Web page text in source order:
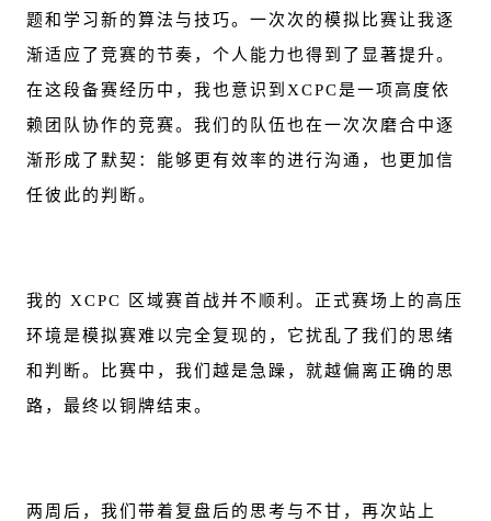
题和学习新的算法与技巧。一次次的模拟比赛让我逐
渐适应了竞赛的节奏，个人能力也得到了显著提升。
在这段备赛经历中，我也意识到XCPC是一项高度依
赖团队协作的竞赛。我们的队伍也在一次次磨合中逐
渐形成了默契：能够更有效率的进行沟通，也更加信
任彼此的判断。
我的 XCPC 区域赛首战并不顺利。正式赛场上的高压
环境是模拟赛难以完全复现的，它扰乱了我们的思绪
和判断。比赛中，我们越是急躁，就越偏离正确的思
路，最终以铜牌结束。
两周后，我们带着复盘后的思考与不甘，再次站上